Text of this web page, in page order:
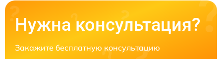
Нужна консультация?
Закажите бесплатную консультацию